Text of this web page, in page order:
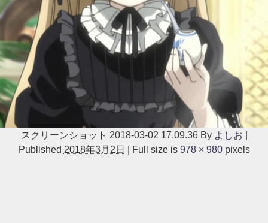
スクリーンショット 2018-03-02 17.09.36 By よしお
Published 2018年3月2日 Full size is 978 × 980pixels